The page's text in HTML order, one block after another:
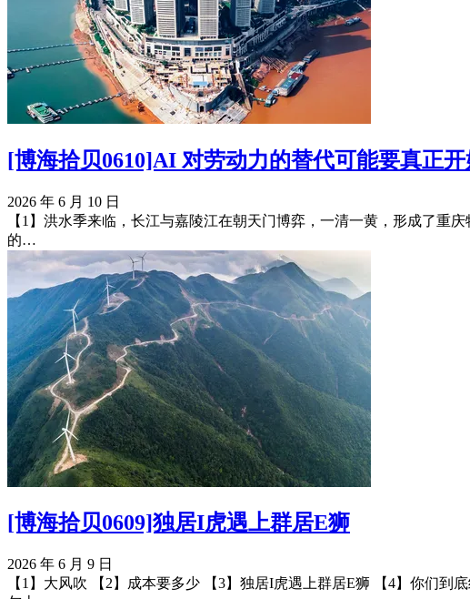
[博海拾贝0610]AI 对劳动力的替代可能要真正开
2026 年 6 月 10 日
【1】洪水季来临，长江与嘉陵江在朝天门博弈，一清一黄，形成了
的…
[博海拾贝0609]独居I虎遇上群居E狮
2026 年 6 月 9 日
【1】大风吹 【2】成本要多少 【3】独居I虎遇上群居E狮 【4】你们